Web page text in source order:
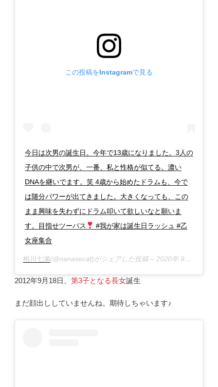
この投稿をInstagramで見る
今日は次男の誕生日。今年で13歳になりました。3人の
子供の中で次男が、一番、私と性格が似てる。濃い
DNAを継いでます。笑 4歳から始めたドラムも、今で
は随分パワーが出てきました。大きくなっても、この
まま興味を失わずにドラム叩いて欲しいなと願いま
す。目指せツーバス
#我が家は誕生日ラッシュ #乙
女座集合
相川七瀬(@nanasecat)がシェアした投稿 – 2020年 9月月9日午前3時33分PDT
2012年9月18日、 第3子となる長女誕生
まだ顔出ししていませんね。期待しちゃいます♪